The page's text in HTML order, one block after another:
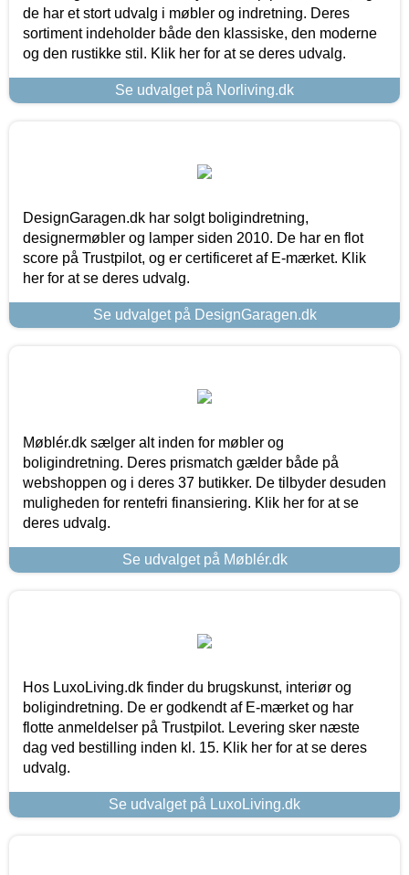
de har et stort udvalg i møbler og indretning. Deres
sortiment indeholder både den klassiske, den moderne
og den rustikke stil. Klik her for at se deres udvalg.
Se udvalget på Norliving.dk
DesignGaragen.dk har solgt boligindretning,
designermøbler og lamper siden 2010. De har en flot
score på Trustpilot, og er certificeret af E-mærket. Klik
her for at se deres udvalg.
Se udvalget på DesignGaragen.dk
Møblér.dk sælger alt inden for møbler og
boligindretning. Deres prismatch gælder både på
webshoppen og i deres 37 butikker. De tilbyder desuden
muligheden for rentefri finansiering. Klik her for at se
deres udvalg.
Se udvalget på Møblér.dk
Hos LuxoLiving.dk finder du brugskunst, interiør og
boligindretning. De er godkendt af E-mærket og har
flotte anmeldelser på Trustpilot. Levering sker næste
dag ved bestilling inden kl. 15. Klik her for at se deres
udvalg.
Se udvalget på LuxoLiving.dk